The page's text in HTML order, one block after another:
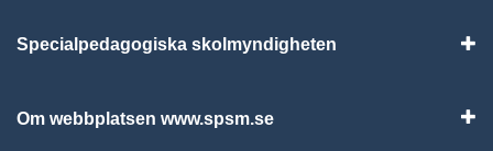
Specialpedagogiska skolmyndigheten
Om webbplatsen www.spsm.se